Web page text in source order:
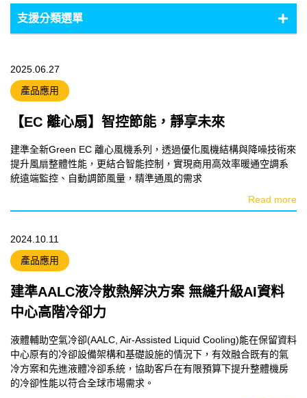
支援分類選單
2025.06.27
產品應用
【EC 離心扇】智控節能，靜享未來
建準全新Green EC 離心風機系列，透過優化風機結構與降噪技術來
提升風扇整體性能，更結合智能控制，實現商用高效率暖通空調系
統遠端監控、自動調節風量，精準通風的需求
Read more
2024.10.11
產品應用
建準AALC液冷散熱解決方案 無縫升級AI資料
中心高階冷卻力
液體輔助空氣冷卻(AALC, Air-Assisted Liquid Cooling)能在保留資料
中心原有的冷卻設備架構和基礎設施的情況下，有效融合既有的氣
冷方案和先進液體冷卻系統，協助客戶在有限預算下提升整體機房
的冷卻性能以符合全球市場需求。